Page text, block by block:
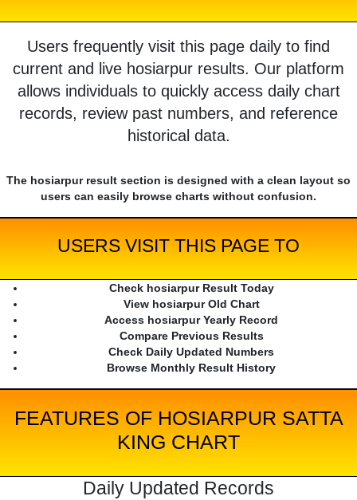
Users frequently visit this page daily to find
current and live hosiarpur results. Our platform
allows individuals to quickly access daily chart
records, review past numbers, and reference
historical data.
The hosiarpur result section is designed with a clean layout so
users can easily browse charts without confusion.
USERS VISIT THIS PAGE TO
Check hosiarpur Result Today
View hosiarpur Old Chart
Access hosiarpur Yearly Record
Compare Previous Results
Check Daily Updated Numbers
Browse Monthly Result History
FEATURES OF HOSIARPUR SATTA
KING CHART
Daily Updated Records